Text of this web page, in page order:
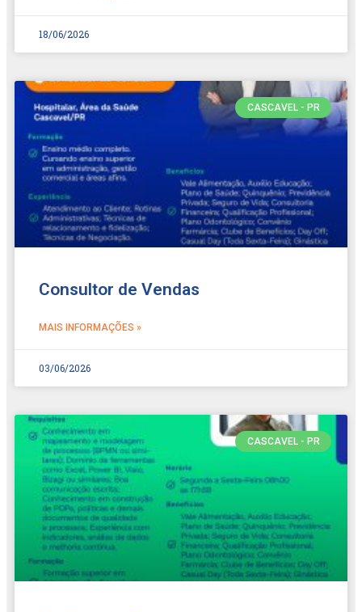
18/06/2026
CASCAVEL - PR
Consultor de Vendas
MAIS INFORMAÇÕES »
03/06/2026
CASCAVEL - PR